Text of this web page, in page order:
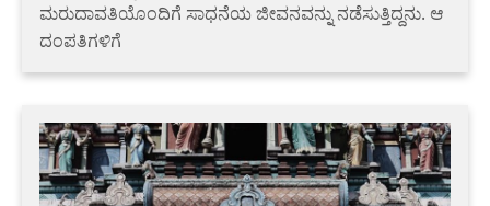
ಮರುದಾವತಿಯೊಂದಿಗೆ ಸಾಧನೆಯ ಜೀವನವನ್ನು ನಡೆಸುತ್ತಿದ್ದನು. ಆ
ದಂಪತಿಗಳಿಗೆ